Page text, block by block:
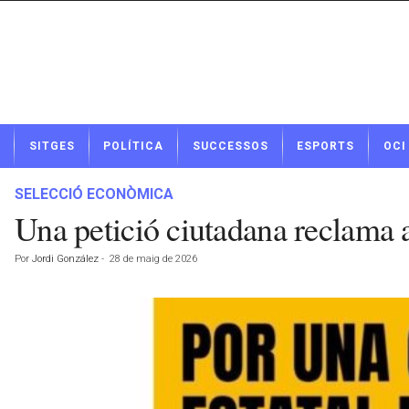
t
SITGES POLÍTICA SUCCESSOS ESPORTS OCI
SELECCIÓ ECONÒMICA
Una petició ciutadana
Por Jordi González - 28 de maig de 2026